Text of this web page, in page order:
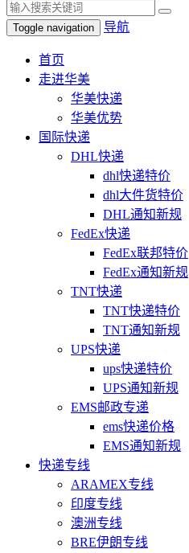
Toggle navigation 导航
首页
走进华美
华美快递
华美优势
国际快递
DHL快递
dhl快递特价
dhl大件货特价
DHL通知新规
FedEx快递
FedEx联邦特价
FedEx通知新规
TNT快递
TNT快递特价
TNT通知新规
UPS快递
ups快递特价
UPS通知新规
EMS邮政专递
ems快递价格
EMS通知新规
快递专线
ARAMEX专线
印度专线
澳洲专线
BRE伊朗专线